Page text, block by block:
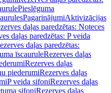
Pieslēguma
PagarinājumiAktivizācijas
daļas paredzētas: Noteces
daļas paredzētas: P veida
daļas paredzētas:
īscauruleRezerves daļas
Rezerves daļas
piederumiRezerves daļas
P veida sifoniRezerves daļas
sifoniRezerves daļas